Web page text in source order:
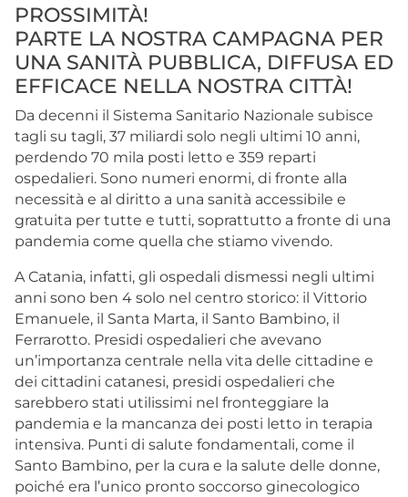
PROSSIMITÀ!
PARTE LA NOSTRA CAMPAGNA PER
UNA SANITÀ PUBBLICA, DIFFUSA ED
EFFICACE NELLA NOSTRA CITTÀ!
Da decenni il Sistema Sanitario Nazionale subisce
tagli su tagli, 37 miliardi solo negli ultimi 10 anni,
perdendo 70 mila posti letto e 359 reparti
ospedalieri. Sono numeri enormi, di fronte alla
necessità e al diritto a una sanità accessibile e
gratuita per tutte e tutti, soprattutto a fronte di una
pandemia come quella che stiamo vivendo.
A Catania, infatti, gli ospedali dismessi negli ultimi
anni sono ben 4 solo nel centro storico: il Vittorio
Emanuele, il Santa Marta, il Santo Bambino, il
Ferrarotto. Presidi ospedalieri che avevano
un’importanza centrale nella vita delle cittadine e
dei cittadini catanesi, presidi ospedalieri che
sarebbero stati utilissimi nel fronteggiare la
pandemia e la mancanza dei posti letto in terapia
intensiva. Punti di salute fondamentali, come il
Santo Bambino, per la cura e la salute delle donne,
poiché era l’unico pronto soccorso ginecologico